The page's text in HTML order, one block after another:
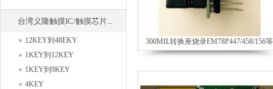
台湾义隆触摸IC/触摸芯片...
12KEY到48EKY
1KEY到12KEY
1KEY到9KEY
4KEY
300MIL转换座烧录EM78P447/458/156等